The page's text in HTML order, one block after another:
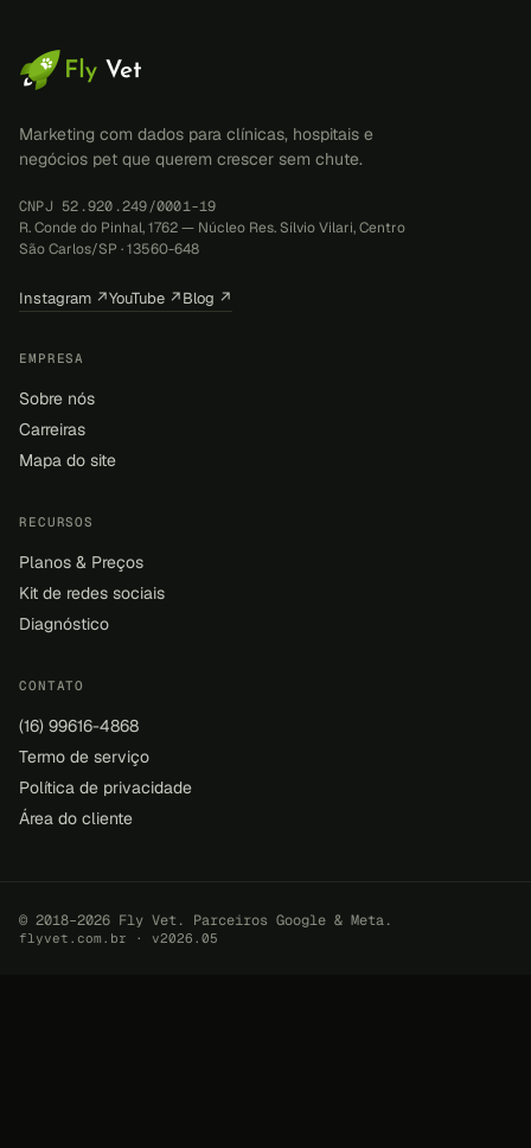
Marketing com dados para clínicas, hospitais e
negócios pet que querem crescer sem chute.
CNPJ 52.920.249/0001-19
R. Conde do Pinhal, 1762 — Núcleo Res. Sílvio Vilari, Centro
São Carlos/SP · 13560-648
Instagram ↗YouTube ↗Blog ↗
EMPRESA
Sobre nós
Carreiras
Mapa do site
RECURSOS
Planos & Preços
Kit de redes sociais
Diagnóstico
CONTATO
(16) 99616-4868
Termo de serviço
Política de privacidade
Área do cliente
© 2018–2026 Fly Vet. Parceiros Google & Meta.
flyvet.com.br · v2026.05